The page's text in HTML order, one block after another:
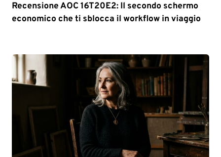
Recensione AOC 16T20E2: Il secondo schermo
economico che ti sblocca il workflow in viaggio